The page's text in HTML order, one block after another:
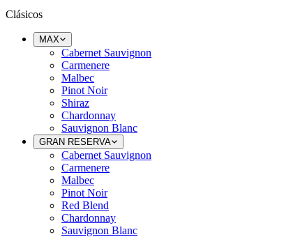
Clásicos
MAX
Cabernet Sauvignon
Carmenere
Malbec
Pinot Noir
Shiraz
Chardonnay
Sauvignon Blanc
GRAN RESERVA
Cabernet Sauvignon
Carmenere
Malbec
Pinot Noir
Red Blend
Chardonnay
Sauvignon Blanc